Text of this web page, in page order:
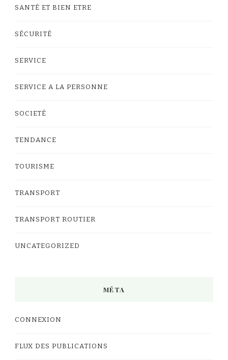
SANTÉ ET BIEN ETRE
SÉCURITÉ
SERVICE
SERVICE A LA PERSONNE
SOCIETÉ
TENDANCE
TOURISME
TRANSPORT
TRANSPORT ROUTIER
UNCATEGORIZED
MÉTA
CONNEXION
FLUX DES PUBLICATIONS